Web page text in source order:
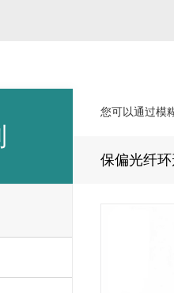
您可以通过模
保偏光纤